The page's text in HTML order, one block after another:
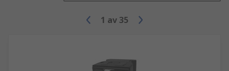
1 av 35